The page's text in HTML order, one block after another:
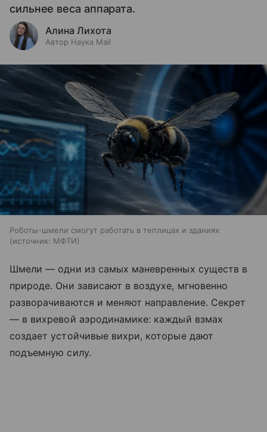
сильнее веса аппарата.
Алина Лихота
Автор Наука Mail
Роботы-шмели смогут работать в теплицах и зданиях
источник: МФТИ
Шмели — одни из самых маневренных существ в
природе. Они зависают в воздухе, мгновенно
разворачиваются и меняют направление. Секрет
— в вихревой аэродинамике: каждый взмах
создает устойчивые вихри, которые дают
подъемную силу.